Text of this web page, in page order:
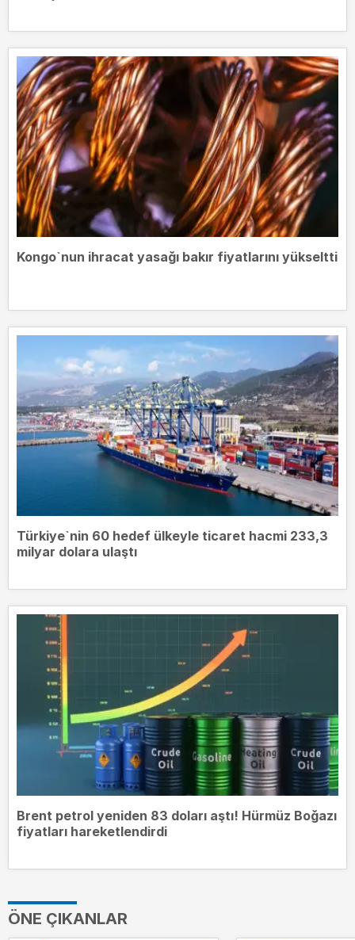
Kongo`nun ihracat yasağı bakır fiyatlarını yükseltti
Türkiye`nin 60 hedef ülkeyle ticaret hacmi 233,3
milyar dolara ulaştı
Brent petrol yeniden 83 doları aştı! Hürmüz Boğazı
fiyatları hareketlendirdi
ÖNE ÇIKANLAR